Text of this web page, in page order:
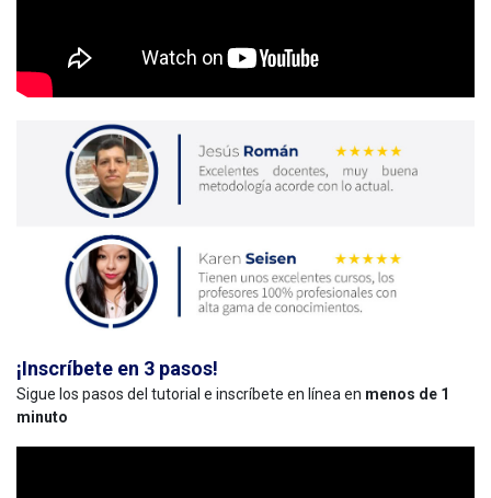
¡Inscríbete en 3 pasos!
Sigue los pasos del tutorial e inscríbete en línea en menos de 1
minuto